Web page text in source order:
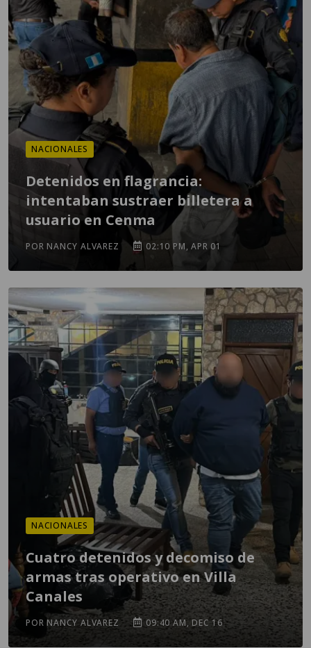
NACIONALES
Detenidos en flagrancia:
intentaban sustraer billetera a
usuario en Cenma
POR NANCY ALVAREZ 02:10 PM, APR 01
NACIONALES
Cuatro detenidos y decomiso de
armas tras operativo en Villa
Canales
POR NANCY ALVAREZ 09:40 AM, DEC 16